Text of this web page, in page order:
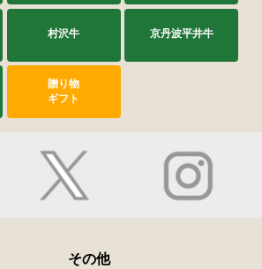
村沢牛 京丹波平井牛
贈り物
ギフト
その他